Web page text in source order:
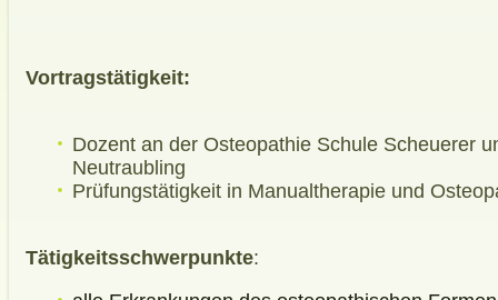
Vortragstätigkeit:
Dozent an der Osteopathie Schule Scheuerer
Neutraubling
Prüfungstätigkeit in Manualtherapie und
Tätigkeitsschwerpunkte: